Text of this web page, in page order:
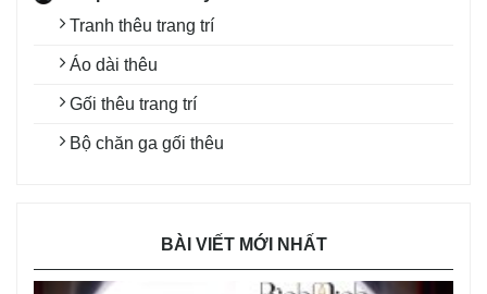
Tranh thêu trang trí
Áo dài thêu
Gối thêu trang trí
Bộ chăn ga gối thêu
BÀI VIẾT MỚI NHẤT